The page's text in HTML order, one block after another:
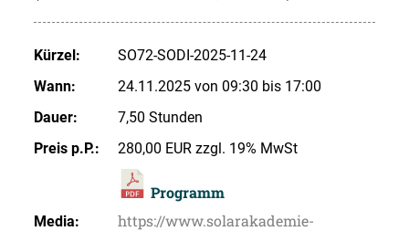
Kürzel:
SO72-SODI-2025-11-24
Wann:
24.11.2025 von 09:30 bis 17:00
Dauer:
7,50 Stunden
Preis p.P.:
280,00 EUR zzgl. 19% MwSt
Programm
Media:
https://www.solarakademie-